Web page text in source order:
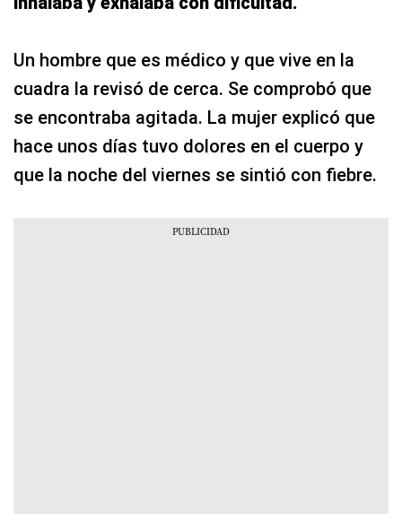
Un hombre que es médico y que vive en la
cuadra la revisó de cerca. Se comprobó que
se encontraba agitada. La mujer explicó que
hace unos días tuvo dolores en el cuerpo y
que la noche del viernes se sintió con fiebre.